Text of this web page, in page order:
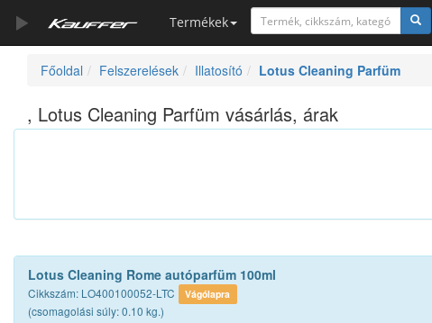
Termékek
Szerszámkatalógus
Kosár
Főoldal Felszerelések Illatosító Lotus Cleaning Parfüm
, Lotus Cleaning Parfüm vásárlás, árak
Lotus Cleaning Rome autóparfüm 100ml
Cikkszám: LO400100052-LTC Vágólapra
(csomagolási súly: 0.10 kg.)